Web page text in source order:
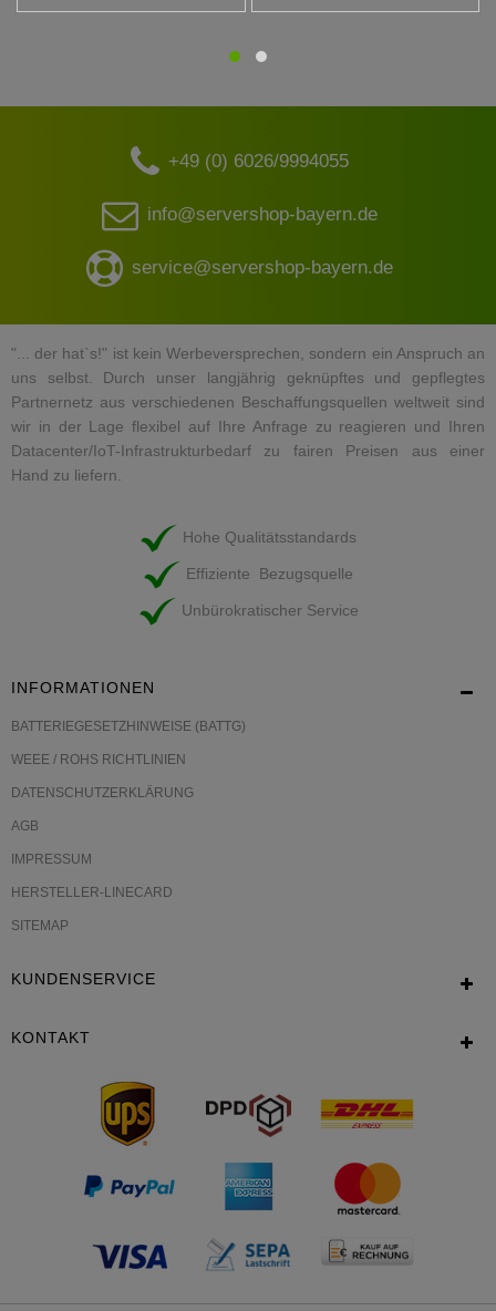
+49 (0) 6026/9994055
info@servershop-bayern.de
service@servershop-bayern.de
"... der hat`s!" ist kein Werbeversprechen, sondern ein Anspruch an
uns selbst. Durch unser langjährig geknüpftes und gepflegtes
Partnernetz aus verschiedenen Beschaffungsquellen weltweit sind
wir in der Lage flexibel auf Ihre Anfrage zu reagieren und Ihren
Datacenter/IoT-Infrastrukturbedarf zu fairen Preisen aus einer
Hand zu liefern.
Hohe Qualitätsstandards
Effiziente Bezugsquelle
Unbürokratischer Service
INFORMATIONEN
BATTERIEGESETZHINWEISE (BATTG)
WEEE / ROHS RICHTLINIEN
DATENSCHUTZERKLÄRUNG
AGB
IMPRESSUM
HERSTELLER-LINECARD
SITEMAP
KUNDENSERVICE
KONTAKT